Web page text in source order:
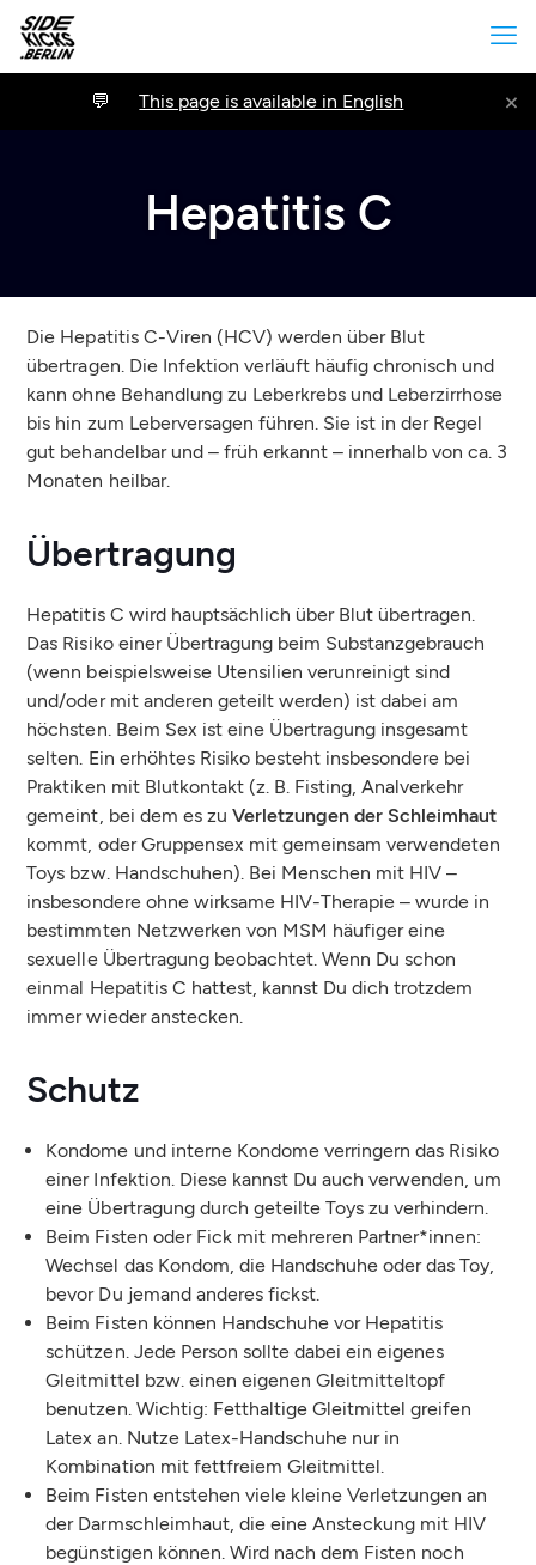
This page is available in English ×
Hepatitis C
Die Hepatitis C-Viren (HCV) werden über Blut
übertragen. Die Infektion verläuft häufig chronisch und
kann ohne Behandlung zu Leberkrebs und Leberzirrhose
bis hin zum Leberversagen führen. Sie ist in der Regel
gut behandelbar und – früh erkannt – innerhalb von ca. 3
Monaten heilbar.
Übertragung
Hepatitis C wird hauptsächlich über Blut übertragen.
Das Risiko einer Übertragung beim Substanzgebrauch
(wenn beispielsweise Utensilien verunreinigt sind
und/oder mit anderen geteilt werden) ist dabei am
höchsten. Beim Sex ist eine Übertragung insgesamt
selten. Ein erhöhtes Risiko besteht insbesondere bei
Praktiken mit Blutkontakt (z. B. Fisting, Analverkehr
gemeint, bei dem es zu Verletzungen der Schleimhaut
kommt, oder Gruppensex mit gemeinsam verwendeten
Toys bzw. Handschuhen). Bei Menschen mit HIV –
insbesondere ohne wirksame HIV-Therapie – wurde in
bestimmten Netzwerken von MSM häufiger eine
sexuelle Übertragung beobachtet. Wenn Du schon
einmal Hepatitis C hattest, kannst Du dich trotzdem
immer wieder anstecken.
Schutz
Kondome und interne Kondome verringern das Risiko
einer Infektion. Diese kannst Du auch verwenden, um
eine Übertragung durch geteilte Toys zu verhindern.
Beim Fisten oder Fick mit mehreren Partner*innen:
Wechsel das Kondom, die Handschuhe oder das Toy,
bevor Du jemand anderes fickst.
Beim Fisten können Handschuhe vor Hepatitis
schützen. Jede Person sollte dabei ein eigenes
Gleitmittel bzw. einen eigenen Gleitmitteltopf
benutzen. Wichtig: Fetthaltige Gleitmittel greifen
Latex an. Nutze Latex-Handschuhe nur in
Kombination mit fettfreiem Gleitmittel.
Beim Fisten entstehen viele kleine Verletzungen an
der Darmschleimhaut, die eine Ansteckung mit HIV
begünstigen können. Wird nach dem Fisten noch